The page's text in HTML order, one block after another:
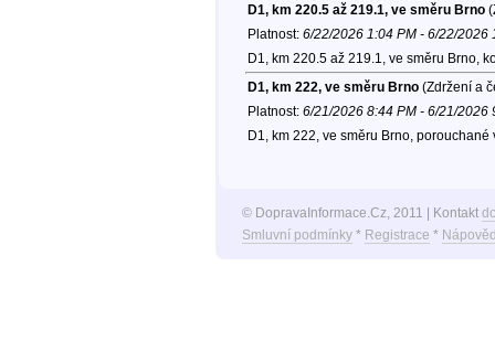
D1, km 220.5 až 219.1, ve směru Brno
Platnost: 6/22/2026 1:04 PM - 6/22/2026
D1, km 220.5 až 219.1, ve směru Brno,
D1, km 222, ve směru Brno(Zdržení a
Platnost: 6/21/2026 8:44 PM - 6/21/2026
D1, km 222, ve směru Brno,
© DopravaInformace.Cz, 2011 | Kontakt
Smluvní podmínky* Registrace *